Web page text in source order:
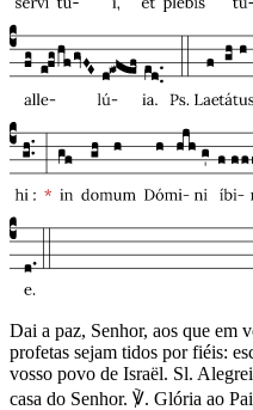
Dai a paz, Senhor, aos que em
profetas sejam tidos por fiéis:
vosso povo de Israël. Sl.
casa do Senhor. ℣. Glória ao